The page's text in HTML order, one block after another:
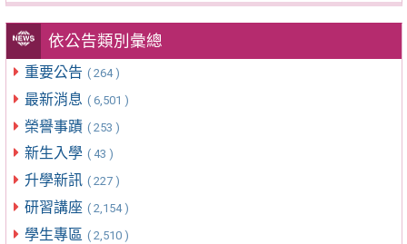
依公告類別彙總
重要公告 ( 264 )
最新消息 ( 6,501 )
榮譽事蹟 ( 253 )
新生入學 ( 43 )
升學新訊 ( 227 )
研習講座 ( 2,154 )
學生專區 ( 2,510 )